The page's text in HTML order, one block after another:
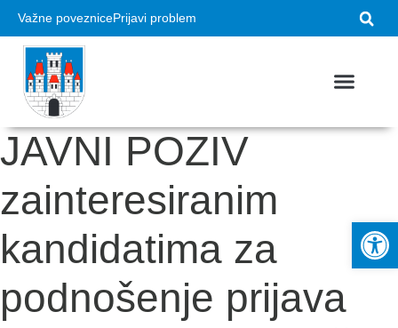
Važne poveznicePrijavi problem
JAVNI POZIV
zainteresiranim
kandidatima za
podnošenje prijava